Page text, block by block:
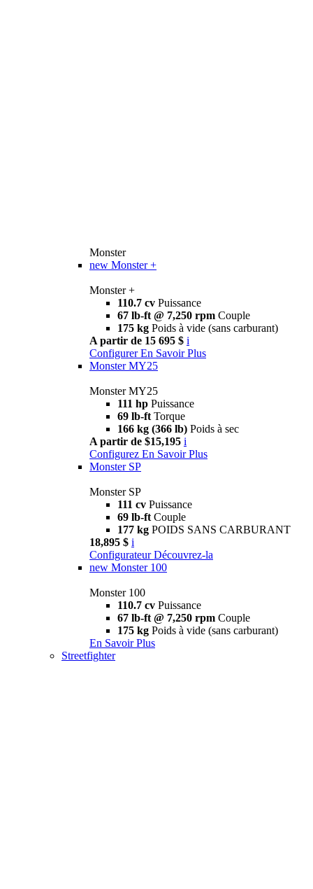
Monster
new Monster +
Monster +
110.7 cv Puissance
67 lb-ft @ 7,250 rpm Couple
175 kg Poids à vide (sans carburant)
A partir de 15 695 $ i
Configurer En Savoir Plus
Monster MY25
Monster MY25
111 hp Puissance
69 lb-ft Torque
166 kg (366 lb) Poids à sec
A partir de $15,195 i
Configurez En Savoir Plus
Monster SP
Monster SP
111 cv Puissance
69 lb-ft Couple
177 kg POIDS SANS CARBURANT
18,895 $ i
Configurateur Découvrez-la
new Monster 100
Monster 100
110.7 cv Puissance
67 lb-ft @ 7,250 rpm Couple
175 kg Poids à vide (sans carburant)
En Savoir Plus
Streetfighter